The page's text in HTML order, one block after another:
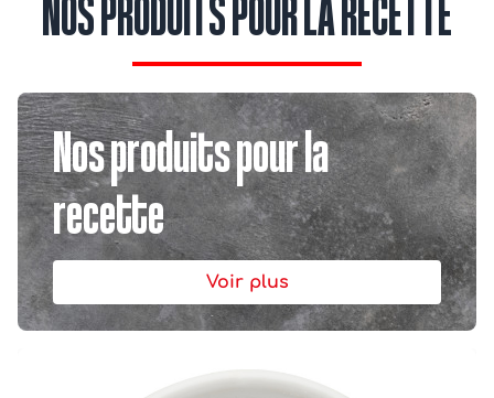
Nos produits pour la
recette
Voir plus